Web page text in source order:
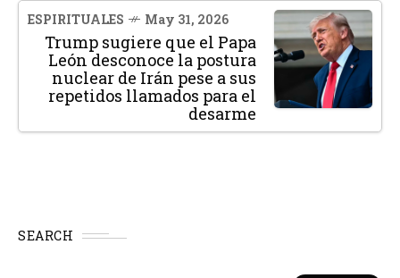
ESPIRITUALES May 31, 2026
Trump sugiere que el Papa
León desconoce la postura
nuclear de Irán pese a sus
repetidos llamados para el
desarme
SEARCH